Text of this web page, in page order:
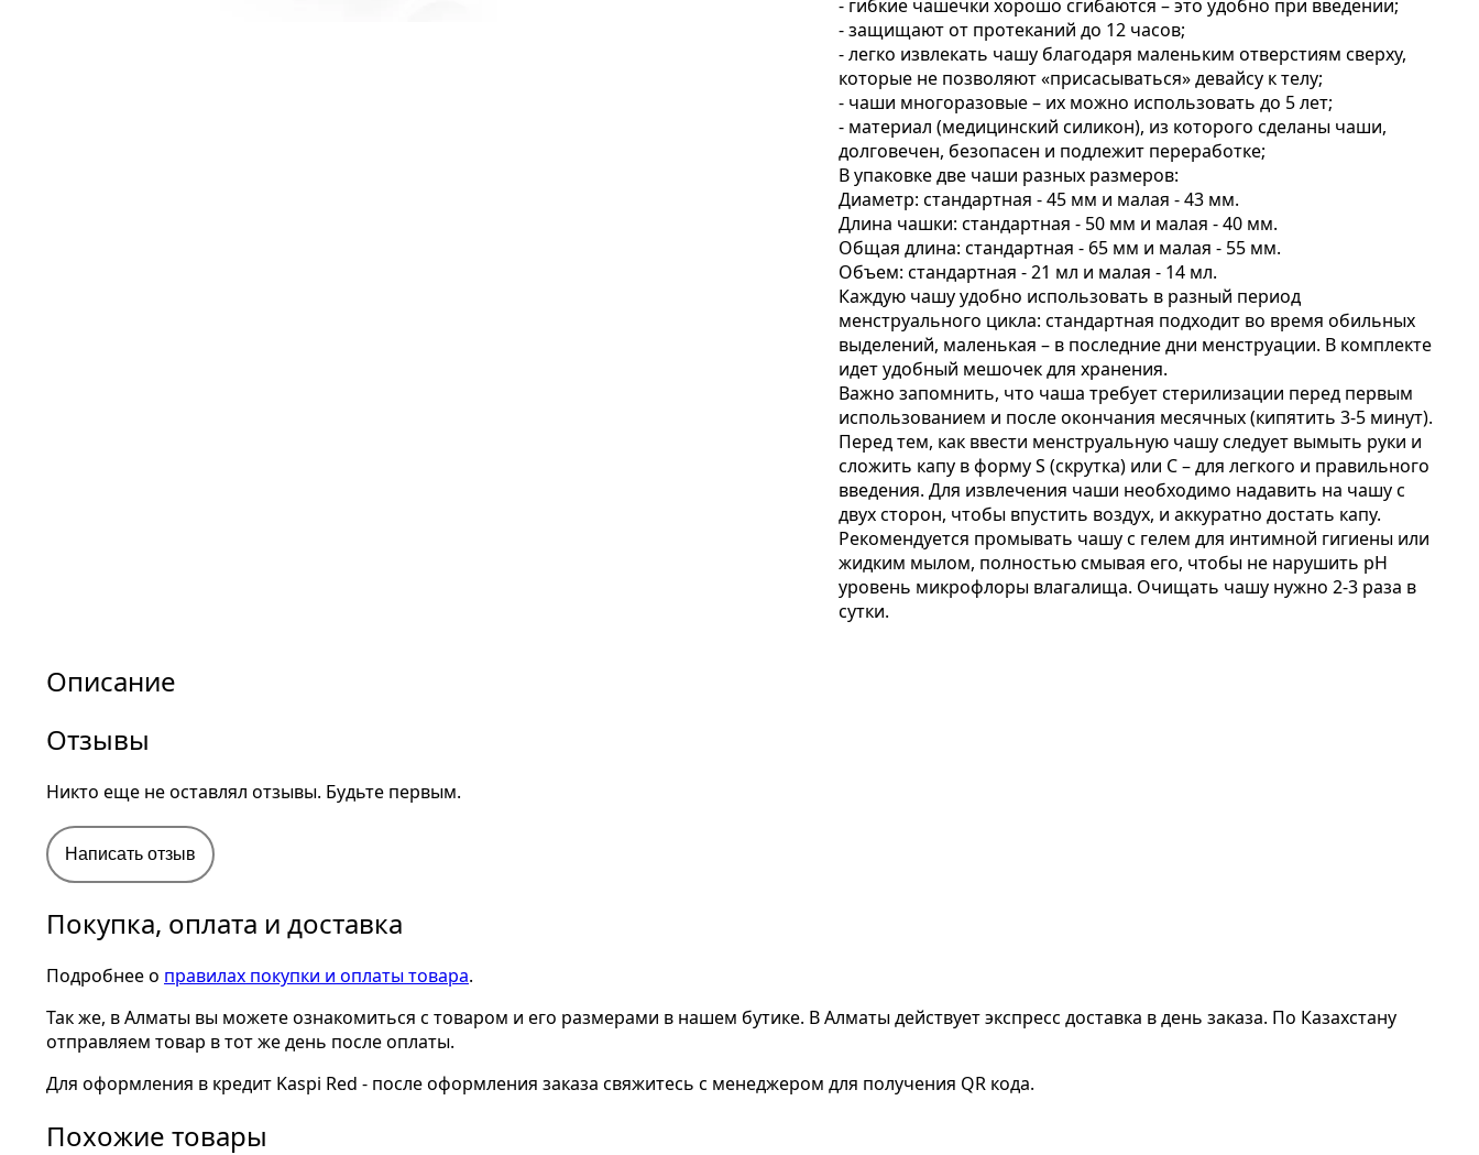
- гибкие чашечки хорошо сгибаются – это удобно при введении;
- защищают от протеканий до 12 часов;
- легко извлекать чашу благодаря маленьким отверстиям сверху,
которые не позволяют «присасываться» девайсу к телу;
- чаши многоразовые – их можно использовать до 5 лет;
- материал (медицинский силикон), из которого сделаны чаши,
долговечен, безопасен и подлежит переработке;
В упаковке две чаши разных размеров:
Диаметр: стандартная - 45 мм и малая - 43 мм.
Длина чашки: стандартная - 50 мм и малая - 40 мм.
Общая длина: стандартная - 65 мм и малая - 55 мм.
Объем: стандартная - 21 мл и малая - 14 мл.
Каждую чашу удобно использовать в разный период
менструального цикла: стандартная подходит во время обильных
выделений, маленькая – в последние дни менструации. В комплекте
идет удобный мешочек для хранения.
Важно запомнить, что чаша требует стерилизации перед первым
использованием и после окончания месячных (кипятить 3-5 минут).
Перед тем, как ввести менструальную чашу следует вымыть руки и
сложить капу в форму S (скрутка) или С – для легкого и правильного
введения. Для извлечения чаши необходимо надавить на чашу с
двух сторон, чтобы впустить воздух, и аккуратно достать капу.
Рекомендуется промывать чашу с гелем для интимной гигиены или
жидким мылом, полностью смывая его, чтобы не нарушить pH
уровень микрофлоры влагалища. Очищать чашу нужно 2-3 раза в
сутки.
Описание
Отзывы
Никто еще не оставлял отзывы. Будьте первым.
Написать отзыв
Покупка, оплата и доставка
Подробнее о правилах покупки и оплаты товара.
Так же, в Алматы вы можете ознакомиться с товаром и его размерами в нашем бутике. В Алматы действует экспресс доставка в день заказа. По Казахстану
отправляем товар в тот же день после оплаты.
Для оформления в кредит Kaspi Red - после оформления заказа свяжитесь с менеджером для получения QR кода.
Похожие товары